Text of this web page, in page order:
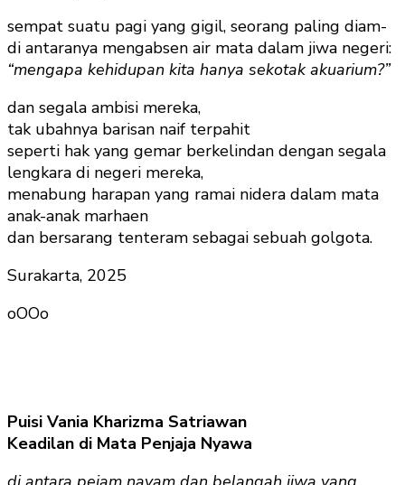
sempat suatu pagi yang gigil, seorang paling diam-
di antaranya mengabsen air mata dalam jiwa negeri:
“mengapa kehidupan kita hanya sekotak akuarium?”
dan segala ambisi mereka,
tak ubahnya barisan naif terpahit
seperti hak yang gemar berkelindan dengan segala
lengkara di negeri mereka,
menabung harapan yang ramai nidera dalam mata
anak-anak marhaen
dan bersarang tenteram sebagai sebuah golgota.
Surakarta, 2025
oOOo
Puisi Vania Kharizma Satriawan
Keadilan di Mata Penjaja Nyawa